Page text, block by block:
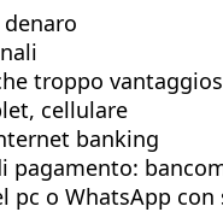
troppo
cellulare
banking
pagamento:
pc o WhatsApp